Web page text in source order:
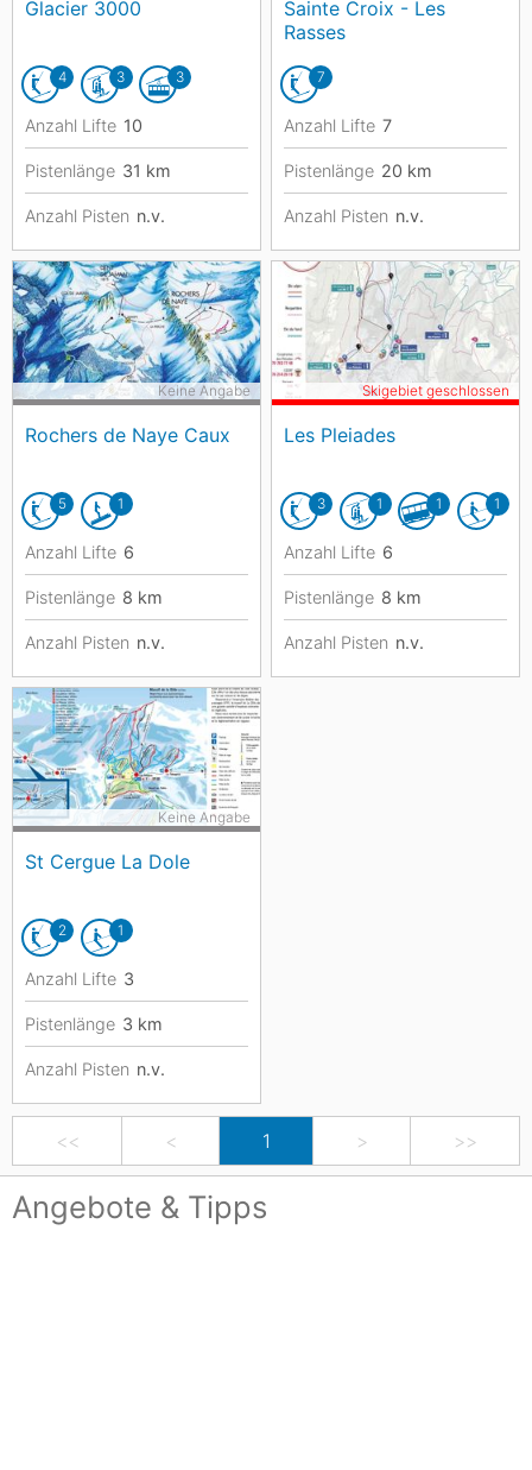
Glacier 3000
4 3 3
Anzahl Lifte 10
Pistenlänge 31 km
Anzahl Pisten n.v.
Sainte Croix - Les
Rasses
7
Anzahl Lifte 7
Pistenlänge 20 km
Anzahl Pisten n.v.
Rochers de Naye Caux
Keine Angabe
5 1
Anzahl Lifte 6
Pistenlänge 8 km
Anzahl Pisten n.v.
Les Pleiades
Skigebiet geschlossen
3 1 1 1
Anzahl Lifte 6
Pistenlänge 8 km
Anzahl Pisten n.v.
St Cergue La Dole
Keine Angabe
2 1
Anzahl Lifte 3
Pistenlänge 3 km
Anzahl Pisten n.v.
<< < 1 > >>
Angebote & Tipps